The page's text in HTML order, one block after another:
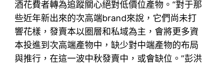
酒花費者轉為追蹤關心絕對低價位產物。“對于那
些近年新出來的次高端brand來說，它們尚未打
響花樣，發賣本以圈層和私域為主，會將更多資
本投進到次高端產物中，缺少對中端產物的布局
與推行，在這一波中秋發賣中，或會缺位。”彭洪